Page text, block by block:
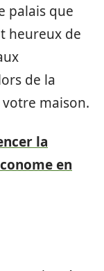
palais que
heureux de
de la
maison.
la
en